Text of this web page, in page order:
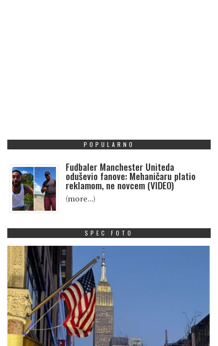
POPULARNO
Fudbaler Manchester Uniteda
oduševio fanove: Mehaničaru platio
reklamom, ne novcem (VIDEO)
(more…)
SPEC FOTO